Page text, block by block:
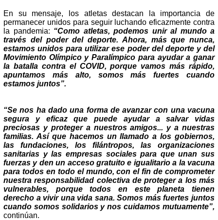
En su mensaje, los atletas destacan la importancia de
permanecer unidos para seguir luchando eficazmente contra
la pandemia: “Como atletas, podemos unir al mundo a
través del poder del deporte. Ahora, más que nunca,
estamos unidos para utilizar ese poder del deporte y del
Movimiento Olímpico y Paralímpico para ayudar a ganar
la batalla contra el COVID, porque vamos más rápido,
apuntamos más alto, somos más fuertes cuando
estamos juntos”.
“Se nos ha dado una forma de avanzar con una vacuna
segura y eficaz que puede ayudar a salvar vidas
preciosas y proteger a nuestros amigos... y a nuestras
familias. Así que hacemos un llamado a los gobiernos,
las fundaciones, los filántropos, las organizaciones
sanitarias y las empresas sociales para que unan sus
fuerzas y den un acceso gratuito e igualitario a la vacuna
para todos en todo el mundo, con el fin de comprometer
nuestra responsabilidad colectiva de proteger a los más
vulnerables, porque todos en este planeta tienen
derecho a vivir una vida sana. Somos más fuertes juntos
cuando somos solidarios y nos cuidamos mutuamente”,
continúan.